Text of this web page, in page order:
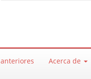
Acerca de